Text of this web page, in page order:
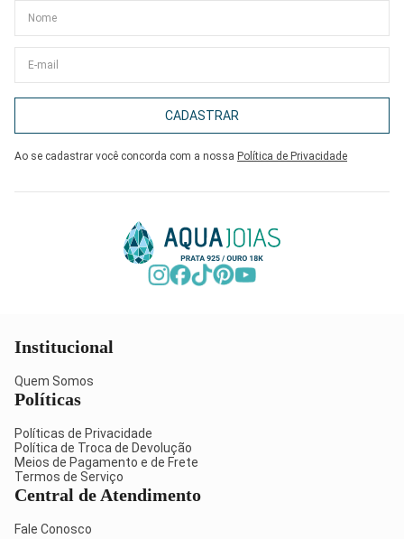
CADASTRAR
Ao se cadastrar você concorda com a nossa Política de Privacidade
Institucional
Quem Somos
Políticas
Políticas de Privacidade
Política de Troca de Devolução
Meios de Pagamento e de Frete
Termos de Serviço
Central de Atendimento
Fale Conosco